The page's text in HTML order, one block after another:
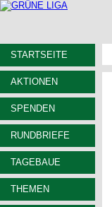
STARTSEITE
AKTIONEN
SPENDEN
RUNDBRIEFE
TAGEBAUE
THEMEN